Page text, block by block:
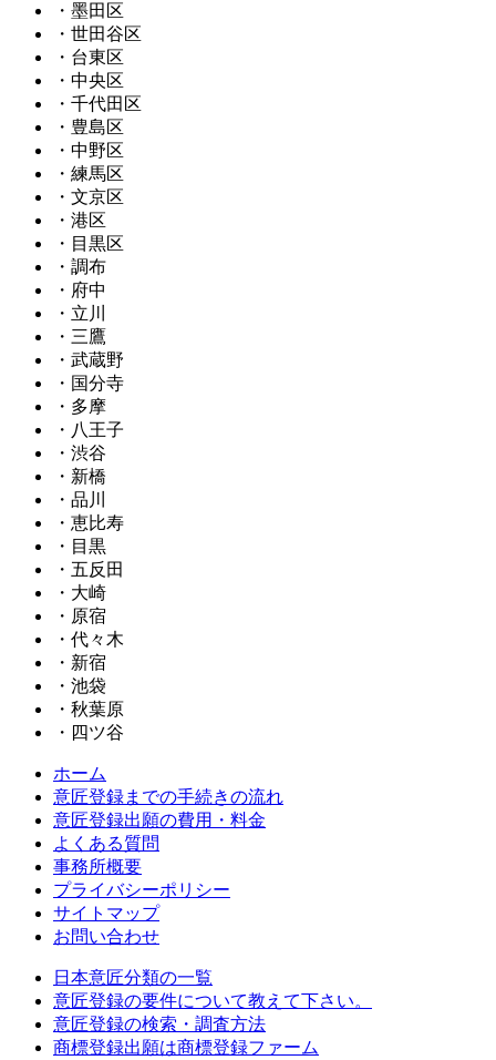
・墨田区
・世田谷区
・台東区
・中央区
・千代田区
・豊島区
・中野区
・練馬区
・文京区
・港区
・目黒区
・調布
・府中
・立川
・三鷹
・武蔵野
・国分寺
・多摩
・八王子
・渋谷
・新橋
・品川
・恵比寿
・目黒
・五反田
・大崎
・原宿
・代々木
・新宿
・池袋
・秋葉原
・四ツ谷
ホーム
意匠登録までの手続きの流れ
意匠登録出願の費用・料金
よくある質問
事務所概要
プライバシーポリシー
サイトマップ
お問い合わせ
日本意匠分類の一覧
意匠登録の要件について教えて下さい。
意匠登録の検索・調査方法
商標登録出願は商標登録ファーム